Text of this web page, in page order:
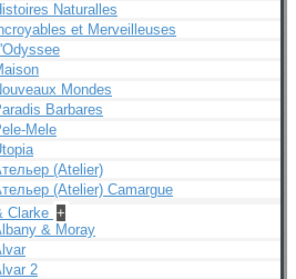
Naturalles
et Merveilleuses
Mondes
Barbares
Mele
(Atelier)
(Atelier) Camargue
Clarke +
& Moray
2